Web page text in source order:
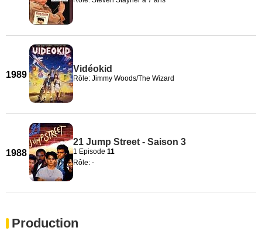
1989
Vidéokid
Rôle: Jimmy Woods/The Wizard
1988
21 Jump Street - Saison 3
1 Episode 11
Rôle: -
Production